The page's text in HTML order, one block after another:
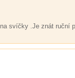
svíčky .Je znát ruční